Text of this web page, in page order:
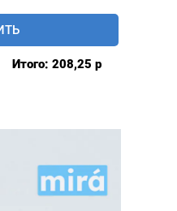
Итого: 208,25 р